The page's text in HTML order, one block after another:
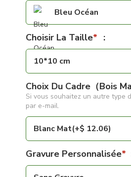
Bleu Océan
Choisir La Taille* :
10*10 cm
Choix Du Cadre（Bois
Si vous souhaitez un autre type
par e-mail.
Blanc Mat(+$ 12.06)
Gravure Personnalisée*